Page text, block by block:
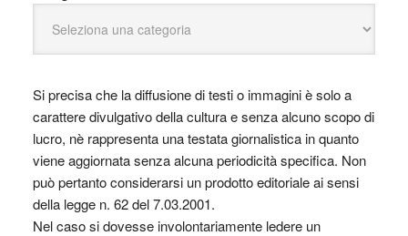
Si precisa che la diffusione di testi o immagini è solo a
carattere divulgativo della cultura e senza alcuno scopo di
lucro, nè rappresenta una testata giornalistica in quanto
viene aggiornata senza alcuna periodicità specifica. Non
può pertanto considerarsi un prodotto editoriale ai sensi
della legge n. 62 del 7.03.2001.
Nel caso si dovesse involontariamente ledere un